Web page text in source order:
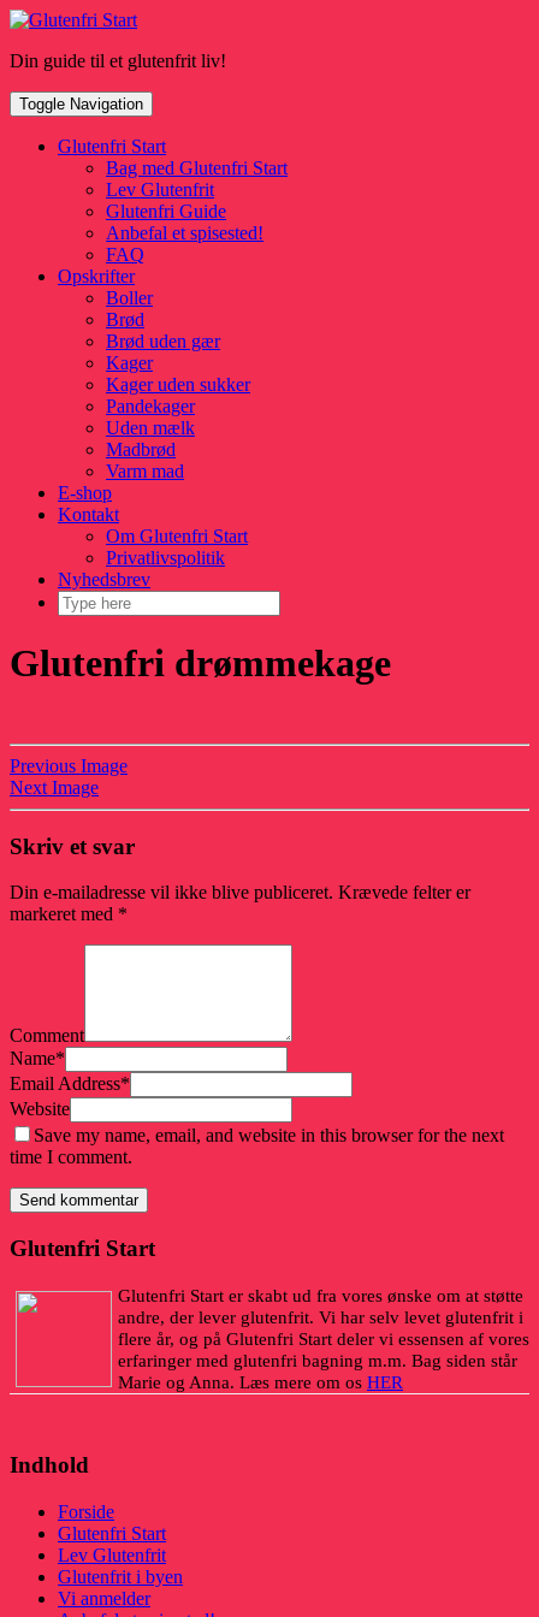
Skip
content
Din guide til et glutenfrit liv!
Toggle Navigation
Glutenfri Start
Bag med Glutenfri Start
Lev Glutenfrit
Glutenfri Guide
Anbefal et spisested!
FAQ
Opskrifter
Boller
Brød
Brød uden gær
Kager
Kager uden sukker
Pandekager
Uden mælk
Madbrød
Varm mad
E-shop
Kontakt
Om Glutenfri Start
Privatlivspolitik
Nyhedsbrev
Glutenfri drømmekage
Previous Image
Next Image
Skriv et svar
Din e-mailadresse vil ikke blive publiceret. Krævede felter er
markeret med *
Comment
Name*
Email Address*
Website
Save my name, email, and website in this browser for the next
time I comment.
Glutenfri Start
Glutenfri Start er skabt ud fra vores ønske om at støtte
andre, der lever glutenfrit. Vi har selv levet glutenfrit i
flere år, og på Glutenfri Start deler vi essensen af vores
erfaringer med glutenfri bagning m.m. Bag siden står
Marie og Anna. Læs mere om os HER
Indhold
Forside
Glutenfri Start
Lev Glutenfrit
Glutenfrit i byen
Vi anmelder